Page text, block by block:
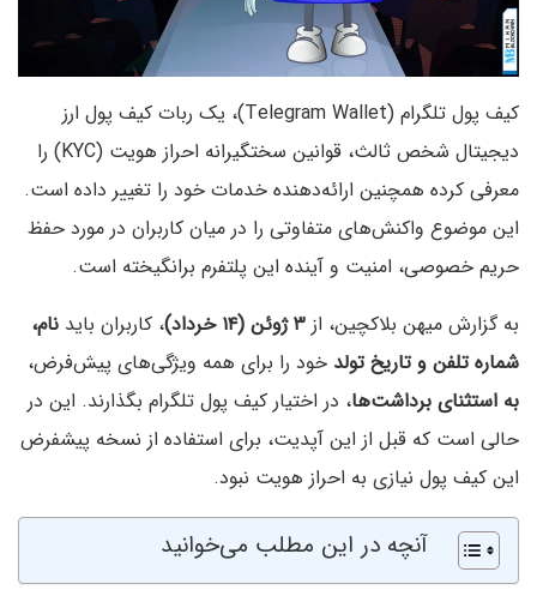
کیف پول تلگرام (Telegram Wallet)، یک ربات کیف پول ارز
دیجیتال شخص ثالث، قوانین سختگیرانه احراز هویت (KYC) را
معرفی کرده همچنین ارائه‌دهنده خدمات خود را تغییر داده است.
این موضوع واکنش‌های متفاوتی را در میان کاربران در مورد حفظ
حریم خصوصی، امنیت و آینده این پلتفرم برانگیخته است.
به گزارش میهن بلاکچین، از ۳ ژوئن (۱۴ خرداد) ، کاربران باید نام،
شماره تلفن و تاریخ تولد خود را برای همه ویژگی‌های پیش‌فرض،
به استثنای برداشت‌ها، در اختیار کیف پول تلگرام بگذارند. این در
حالی است که قبل از این آپدیت، برای استفاده از نسخه پیشفرض
این کیف پول نیازی به احراز هویت نبود.
آنچه در این مطلب می‌خوانید